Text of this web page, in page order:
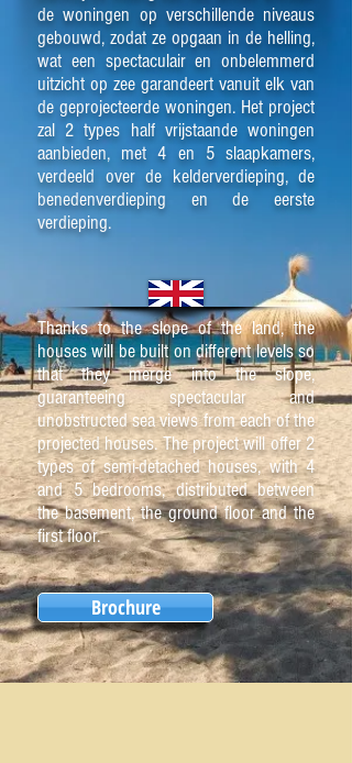
de woningen op verschillende niveaus
gebouwd, zodat ze opgaan in de helling,
wat een spectaculair en onbelemmerd
uitzicht op zee garandeert vanuit elk van
de geprojecteerde woningen. Het project
zal 2 types half vrijstaande woningen
aanbieden, met 4 en 5 slaapkamers,
verdeeld over de kelderverdieping, de
benedenverdieping en de eerste
verdieping.
Thanks to the slope of the land, the
houses will be built on different levels so
that they merge into the slope,
guaranteeing spectacular and
unobstructed sea views from each of the
projected houses. The project will offer 2
types of semi-detached houses, with 4
and 5 bedrooms, distributed between
the basement, the ground floor and the
first floor.
Brochure